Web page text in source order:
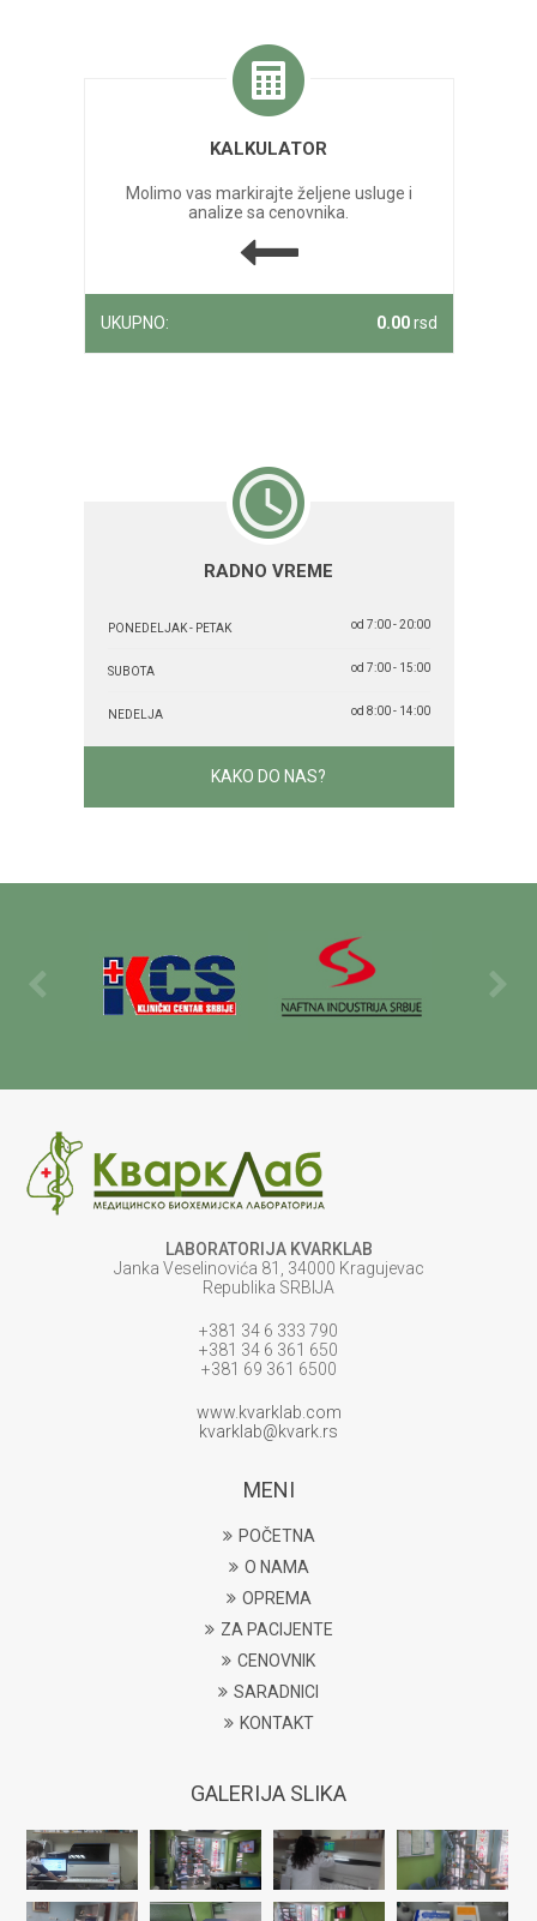
KALKULATOR
Molimo vas markirajte željene usluge i
analize sa cenovnika.
UKUPNO: 0.00rsd
RADNO VREME
PONEDELJAK - PETAK od 7:00 - 20:00
SUBOTA od 7:00 - 15:00
NEDELJA od 8:00 - 14:00
KAKO DO NAS?
LABORATORIJA KVARKLAB
Janka Veselinovića 81, 34000 Kragujevac
Republika SRBIJA
+381 34 6 333 790
+381 34 6 361 650
+381 69 361 6500
www.kvarklab.com
kvarklab@kvark.rs
MENI
POČETNA
O NAMA
OPREMA
ZA PACIJENTE
CENOVNIK
SARADNICI
KONTAKT
GALERIJA SLIKA